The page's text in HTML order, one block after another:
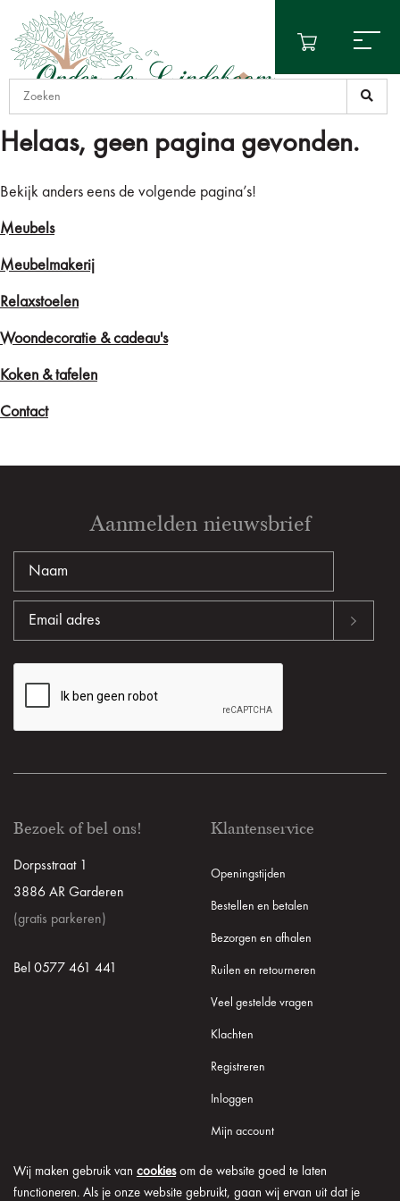
Wij maken gebruik van cookiesom de website goed te laten
functioneren. Als je onze website gebruikt, gaan wij ervan uit dat je
Helaas, geen pagina gevonden.
Bekijk anders eens de volgende pagina’s!
Meubels
Meubelmakerij
Relaxstoelen
Woondecoratie & cadeau's
Koken & tafelen
Contact
Aanmelden nieuwsbrief
Bezoek of bel ons!
Dorpsstraat 1
3886 AR Garderen
(gratis parkeren)
Bel 0577 461 441
Klantenservice
Openingstijden
Bestellen en betalen
Bezorgen en afhalen
Ruilen en retourneren
Veel gestelde vragen
Klachten
Registreren
Inloggen
Mijn account